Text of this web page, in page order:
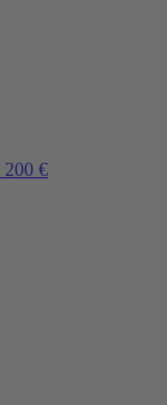
200 €